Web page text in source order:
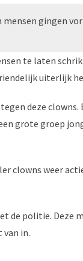
mensen gingen
te laten
uiterlijk
deze clowns.
grote groep
clowns weer
de politie. Deze
in.